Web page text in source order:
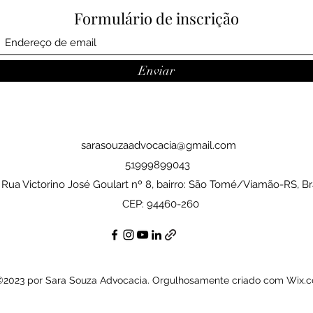
Formulário de inscrição
Enviar
sarasouzaadvocacia@gmail.com
51999899043
Victorino José Goulart nº 8, bairro: São Tomé/Viamão-RS,
CEP: 94460-260
por Sara Souza Advocacia. Orgulhosamente criado com